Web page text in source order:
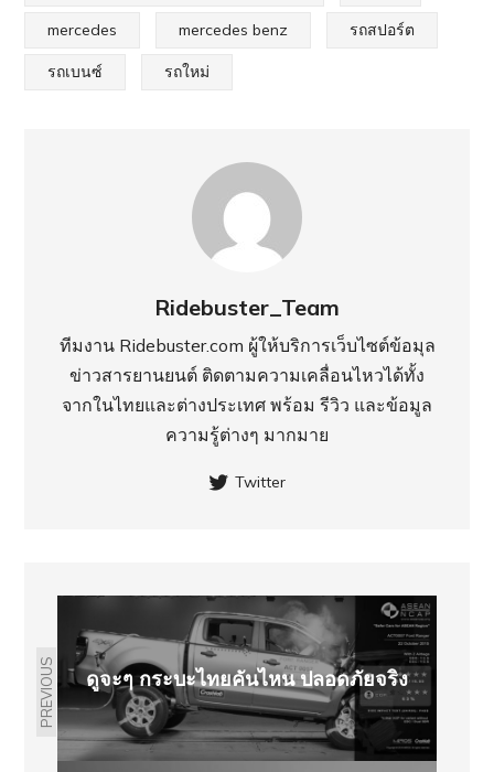
mercedes mercedes benz รถสปอร์ต
รถเบนซ์ รถใหม่
Ridebuster_Team
ทีมงาน Ridebuster.com ผู้ให้บริการเว็บไซต์ข้อมุล
ข่าวสารยานยนต์ ติดตามความเคลื่อนไหวได้ทั้ง
จากในไทยและต่างประเทศ พร้อม รีวิว และข้อมูล
ความรู้ต่างๆ มากมาย
Twitter
PREVIOUS ดูจะๆ กระบะไทยคันไหน ปลอดภัยจริง